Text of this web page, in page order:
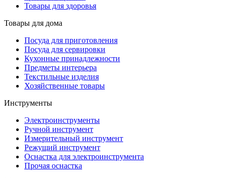
Товары для здоровья
Товары для дома
Посуда для приготовления
Посуда для сервировки
Кухонные принадлежности
Предметы интерьера
Текстильные изделия
Хозяйственные товары
Инструменты
Электроинструменты
Ручной инструмент
Измерительный инструмент
Режущий инструмент
Оснастка для электроинструмента
Прочая оснастка